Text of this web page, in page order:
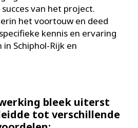
van het project.
het voortouw en deed
kennis en ervaring
Schiphol-Rijk en
bleek uiterst
tot verschillende